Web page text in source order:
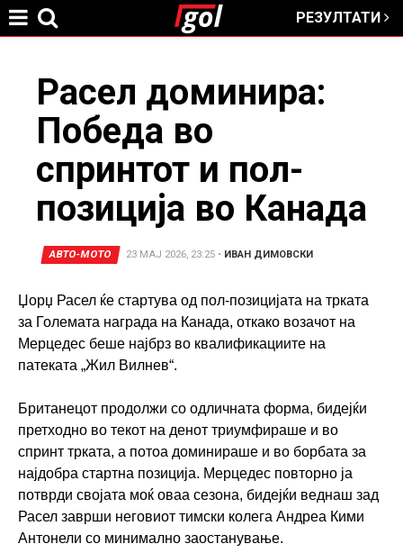
РЕЗУЛТАТИ
here
Расел доминира:
Победа во
спринтот и пол-
позиција во Канада
АВТО-МОТО 23 МАЈ 2026, 23:25 • ИВАН ДИМОВСКИ
Џорџ Расел ќе стартува од пол-позицијата на трката
за Големата награда на Канада, откако возачот на
Мерцедес беше најбрз во квалификациите на
патеката „Жил Вилнев“.
Британецот продолжи со одличната форма, бидејќи
претходно во текот на денот триумфираше и во
спринт трката, а потоа доминираше и во борбата за
најдобра стартна позиција. Мерцедес повторно ја
потврди својата моќ оваа сезона, бидејќи веднаш зад
Расел заврши неговиот тимски колега Андреа Кими
Антонели со минимално заостанување.